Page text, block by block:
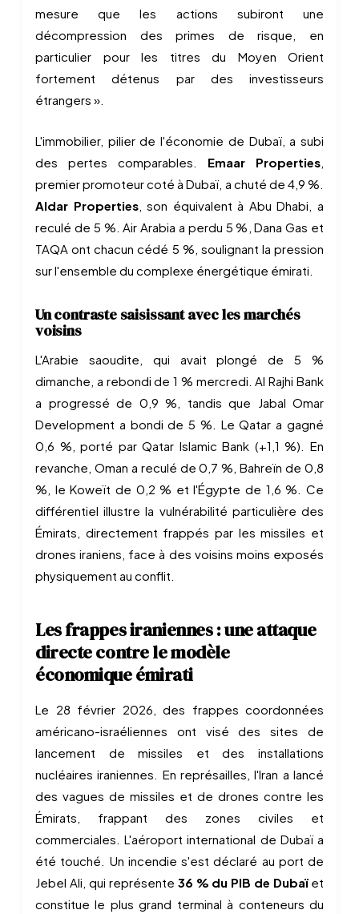
mesure que les actions subiront une
décompression des primes de risque, en
particulier pour les titres du Moyen Orient
fortement détenus par des investisseurs
étrangers ».
L'immobilier, pilier de l'économie de Dubaï, a subi
des pertes comparables. Emaar Properties,
premier promoteur coté à Dubaï, a chuté de 4,9 %.
Aldar Properties, son équivalent à Abu Dhabi, a
reculé de 5 %. Air Arabia a perdu 5 %, Dana Gas et
TAQA ont chacun cédé 5 %, soulignant la pression
sur l'ensemble du complexe énergétique émirati.
Un contraste saisissant avec les marchés
voisins
L'Arabie saoudite, qui avait plongé de 5 %
dimanche, a rebondi de 1 % mercredi. Al Rajhi Bank
a progressé de 0,9 %, tandis que Jabal Omar
Development a bondi de 5 %. Le Qatar a gagné
0,6 %, porté par Qatar Islamic Bank (+1,1 %). En
revanche, Oman a reculé de 0,7 %, Bahreïn de 0,8
%, le Koweït de 0,2 % et l'Égypte de 1,6 %. Ce
différentiel illustre la vulnérabilité particulière des
Émirats, directement frappés par les missiles et
drones iraniens, face à des voisins moins exposés
physiquement au conflit.
Les frappes iraniennes : une attaque
directe contre le modèle
économique émirati
Le 28 février 2026, des frappes coordonnées
américano-israéliennes ont visé des sites de
lancement de missiles et des installations
nucléaires iraniennes. En représailles, l'Iran a lancé
des vagues de missiles et de drones contre les
Émirats, frappant des zones civiles et
commerciales. L'aéroport international de Dubaï a
été touché. Un incendie s'est déclaré au port de
Jebel Ali, qui représente 36 % du PIB de Dubaïet
constitue le plus grand terminal à conteneurs du